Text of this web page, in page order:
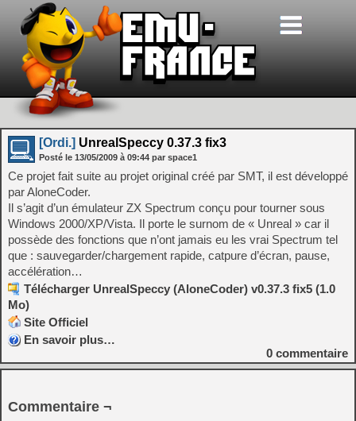
[Ordi.] UnrealSpeccy 0.37.3 fix3
Posté le 13/05/2009 à 09:44 par space1
Ce projet fait suite au projet original créé par SMT, il est développé
par AloneCoder.
Il s’agit d’un émulateur ZX Spectrum conçu pour tourner sous
Windows 2000/XP/Vista. Il porte le surnom de « Unreal » car il
possède des fonctions que n’ont jamais eu les vrai Spectrum tel
que : sauvegarder/chargement rapide, catpure d’écran, pause,
accélération…
Télécharger UnrealSpeccy (AloneCoder) v0.37.3 fix5 (1.0
Mo)
Site Officiel
En savoir plus…
0 commentaire
Commentaire ¬